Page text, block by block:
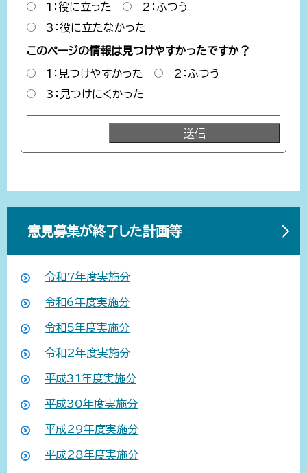
1：役に立った
2：ふつう
3：役に立たなかった
このページの情報は見つけやすかったですか？
1：見つけやすかった
2：ふつう
3：見つけにくかった
意見募集が終了した計画等
令和7年度実施分
令和6年度実施分
令和5年度実施分
令和2年度実施分
平成31年度実施分
平成30年度実施分
平成29年度実施分
平成28年度実施分